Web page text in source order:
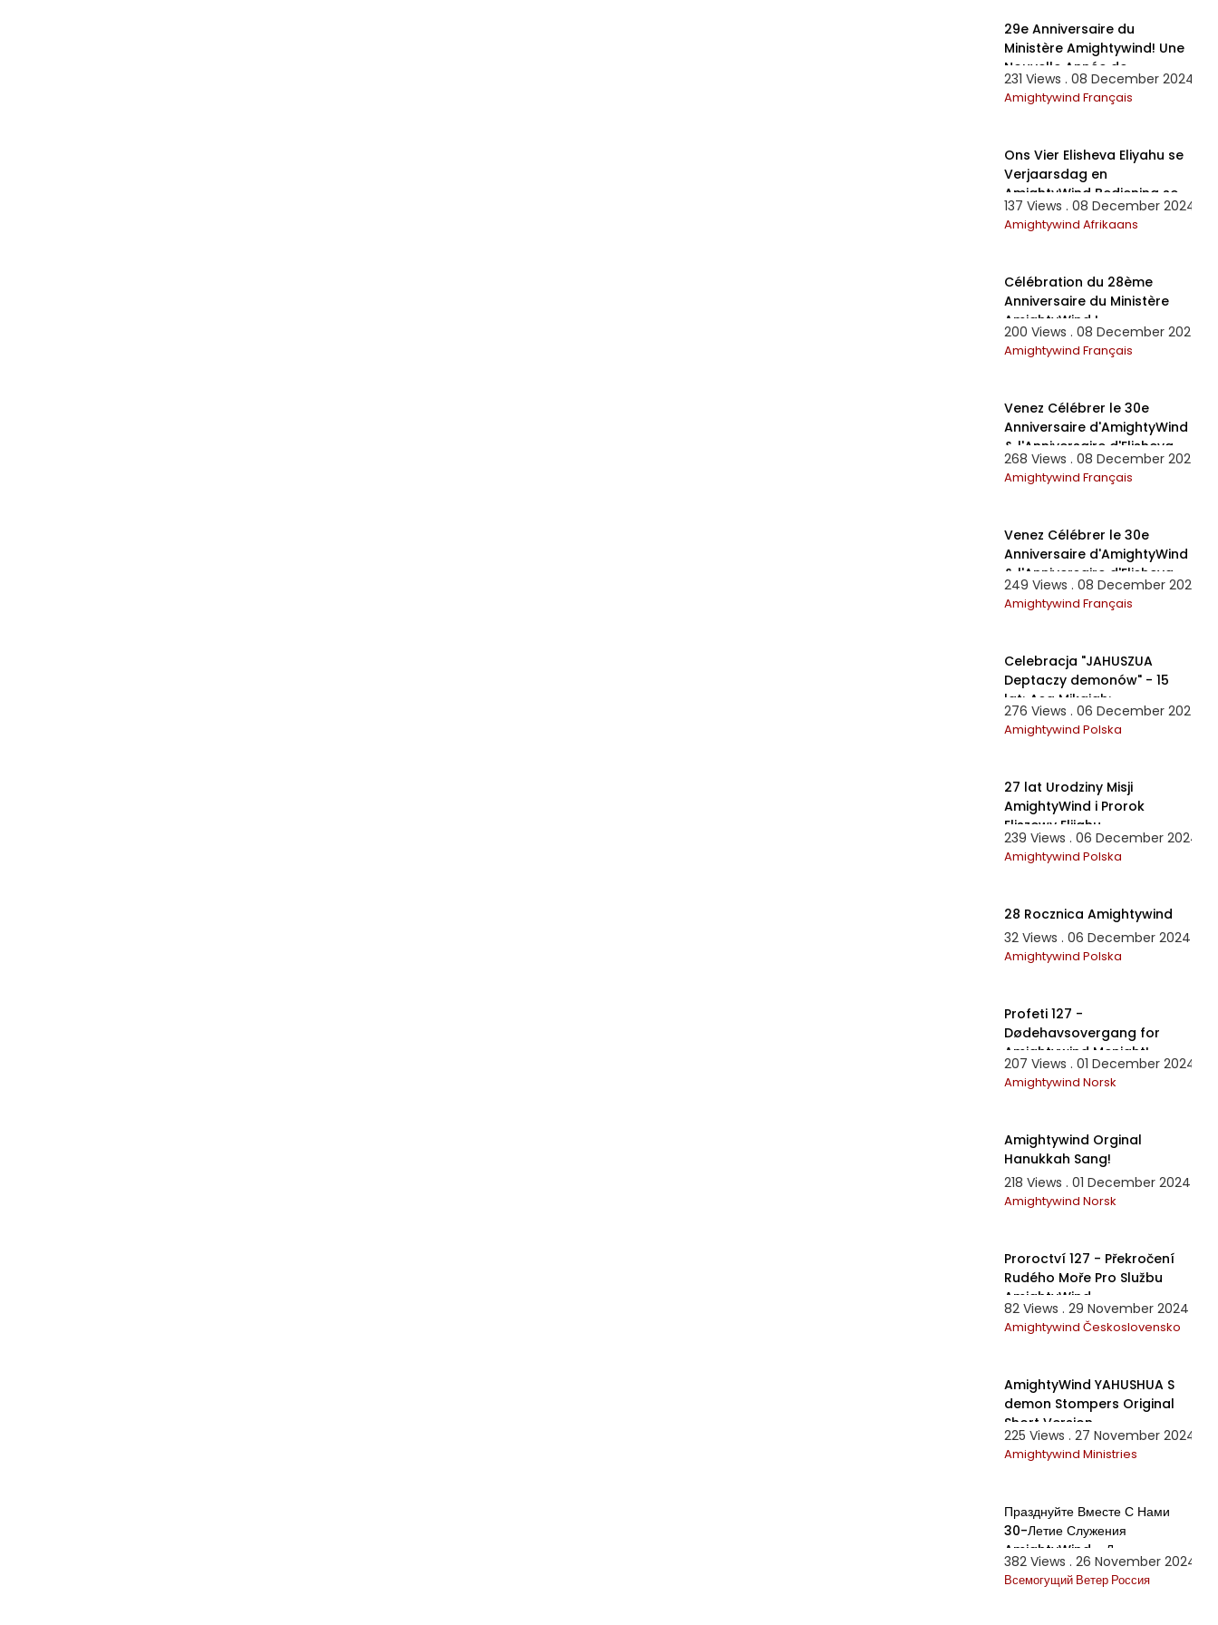
29e Anniversaire du
Ministère Amightywind! Une
Nouvelle Année de
Bénédictions, Miracles et
Victoires
231 Views . 08 December 2024
Amightywind Français
Ons Vier Elisheva Eliyahu se
Verjaarsdag en
AmightyWind Bediening se
30ste Herdenking - Deel 2
137 Views . 08 December 2024
Amightywind Afrikaans
Célébration du 28ème
Anniversaire du Ministère
AmightyWind !
200 Views . 08 December 2024
Amightywind Français
Venez Célébrer le 30e
Anniversaire d'AmightyWind
& l'Anniversaire d'Elisheva
Eliy
268 Views . 08 December 2024
Amightywind Français
Venez Célébrer le 30e
Anniversaire d'AmightyWind
& l'Anniversaire d'Elisheva
Eliy
249 Views . 08 December 2024
Amightywind Français
Celebracja "JAHUSZUA
Deptaczy demonów" - 15
lat; Asa Mikajah;
AmightyWind, Apostoł
Eliszew
276 Views . 06 December 2024
Amightywind Polska
27 lat Urodziny Misji
AmightyWind i Prorok
Eliszewy Elijahu
239 Views . 06 December 2024
Amightywind Polska
28 Rocznica Amightywind
32 Views . 06 December 2024
Amightywind Polska
Profeti 127 -
Dødehavsovergang for
Amightywind Menight!
207 Views . 01 December 2024
Amightywind Norsk
Amightywind Orginal
Hanukkah Sang!
218 Views . 01 December 2024
Amightywind Norsk
Proroctví 127 - Překročení
Rudého Moře Pro Službu
AmightyWind
82 Views . 29 November 2024
Amightywind Československo
AmightyWind YAHUSHUA S
demon Stompers Original
Short Version
225 Views . 27 November 2024
Amightywind Ministries
Празднуйте Вместе С Нами
30-Летие Служения
AmightyWind и День
Рождения Элишевы Элияху
2024 г. Ч-1!
382 Views . 26 November 2024
Всемогущий Ветер Россия